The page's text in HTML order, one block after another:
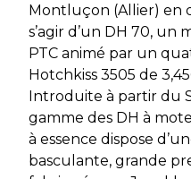
Montluçon (Allier) en
s’agir d’un DH 70, un
PTC animé par un
Hotchkiss 3505 de
Introduite à partir du
gamme des DH à
à essence dispose
basculante, grande